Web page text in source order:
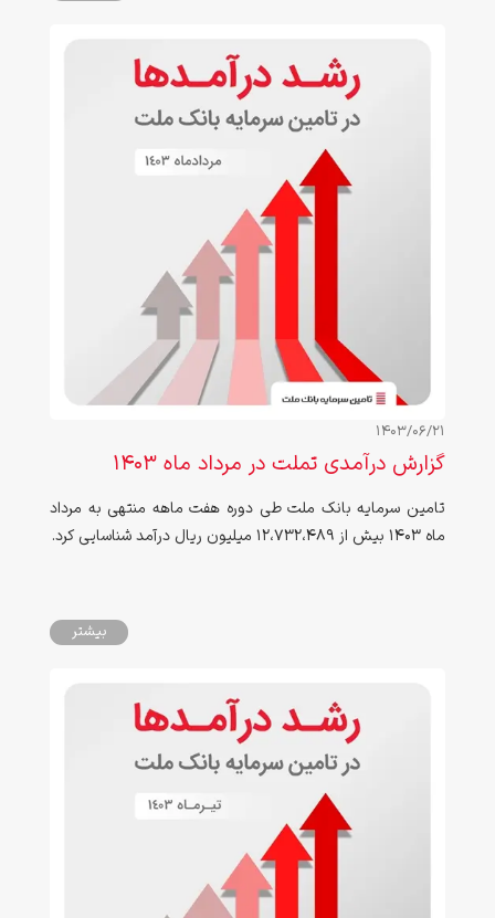
1403/06/21
گزارش درآمدی تملت در مرداد ماه ۱۴۰۳
تامین سرمایه بانک ملت طی دوره هفت ماهه منتهی به مرداد
ماه ۱۴۰3 بیش از 12،732،489 میلیون ریال درآمد شناسایی کرد.
بیشتر